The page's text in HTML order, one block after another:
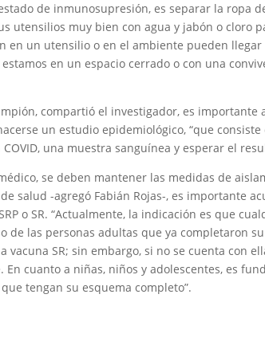
de inmunosupresión, es separar la ropa
utensilios muy bien con agua y jabón o cloro
en un utensilio o en el ambiente pueden llegar
en un espacio cerrado o con una
compartió el investigador, es importante
un estudio epidemiológico, “que
una muestra sanguínea y esperar el
se deben mantener las medidas de
salud -agregó Fabián Rojas-, es importante
o SR. “Actualmente, la indicación es que
de las personas adultas que ya completaron
SR; sin embargo, si no se cuenta con
cuanto a niñas, niños y adolescentes, es
tengan su esquema completo”.